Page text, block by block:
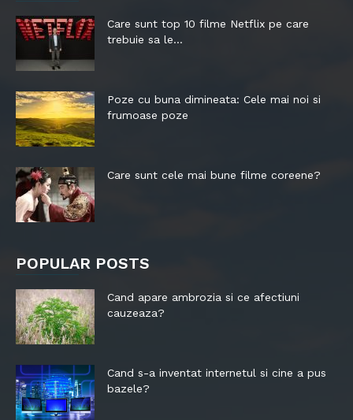
Care sunt top 10 filme Netflix pe care
trebuie sa le...
Poze cu buna dimineata: Cele mai noi si
frumoase poze
Care sunt cele mai bune filme coreene?
POPULAR POSTS
Cand apare ambrozia si ce afectiuni
cauzeaza?
Cand s-a inventat internetul si cine a pus
bazele?